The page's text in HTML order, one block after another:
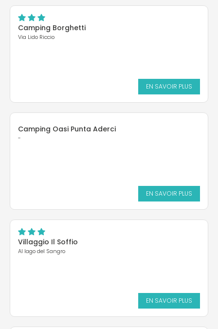
Camping Borghetti
Via Lido Riccio
EN SAVOIR PLUS
Camping Oasi Punta Aderci
-
EN SAVOIR PLUS
Villaggio Il Soffio
Al lago del Sangro
EN SAVOIR PLUS